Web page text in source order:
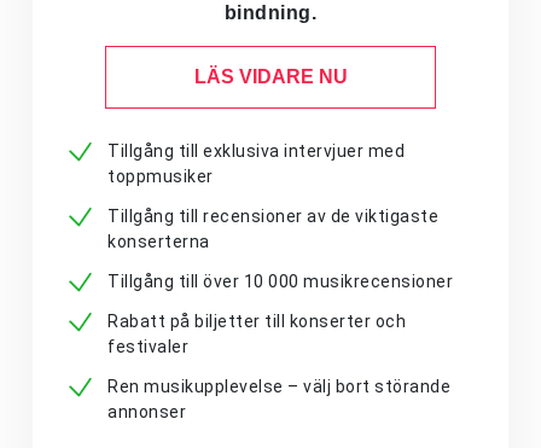
bindning.
LÄS VIDARE NU
Tillgång till exklusiva intervjuer med
toppmusiker
Tillgång till recensioner av de viktigaste
konserterna
Tillgång till över 10 000 musikrecensioner
Rabatt på biljetter till konserter och
festivaler
Ren musikupplevelse – välj bort störande
annonser